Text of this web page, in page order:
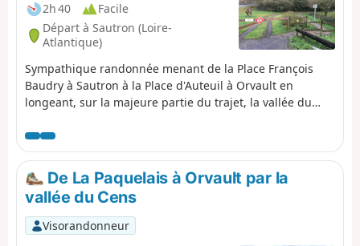
2h 40
Facile
Départ à Sautron (Loire-
Atlantique)
Sympathique randonnée menant de la Place François
Baudry à Sautron à la Place d'Auteuil à Orvault en
longeant, sur la majeure partie du trajet, la vallée du
De La Paquelais à Orvault par la
vallée du Cens
Visorandonneur